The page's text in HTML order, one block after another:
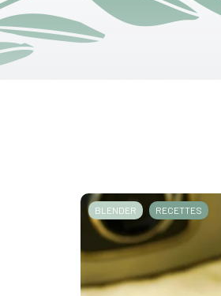
BLENDER RECETTES